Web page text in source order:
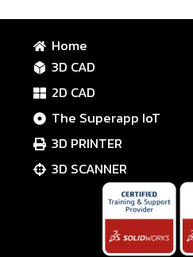
Home
3D CAD
2D CAD
The Superapp IoT
3D PRINTER
3D SCANNER